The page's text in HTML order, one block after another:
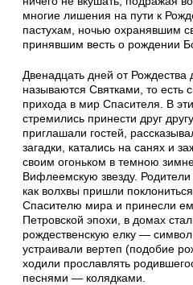
многие лишения на пути к
пастухам, ночью охранявшим
принявшим весть о рождении
Двенадцать дней от
называются Святками, то есть
прихода в мир Спасителя. В
стремились принести друг
приглашали гостей,
загадки, катались на санях и
своим огоньком в темною
Вифлеемскую звезду.
как волхвы пришли
Спасителю мира и принесли
Петровской эпохи, в домах
рождественскую елку —
устраивали вертеп (подобие
ходили прославлять
песнями — колядками.